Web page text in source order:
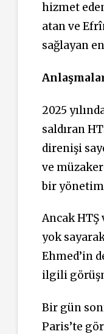
hizmet
atan ve
sağlayan
2025
saldıran
direnişi
ve
bir
Ancak
yok
Ehmed’in
ilgili
Bir gün
Paris’te